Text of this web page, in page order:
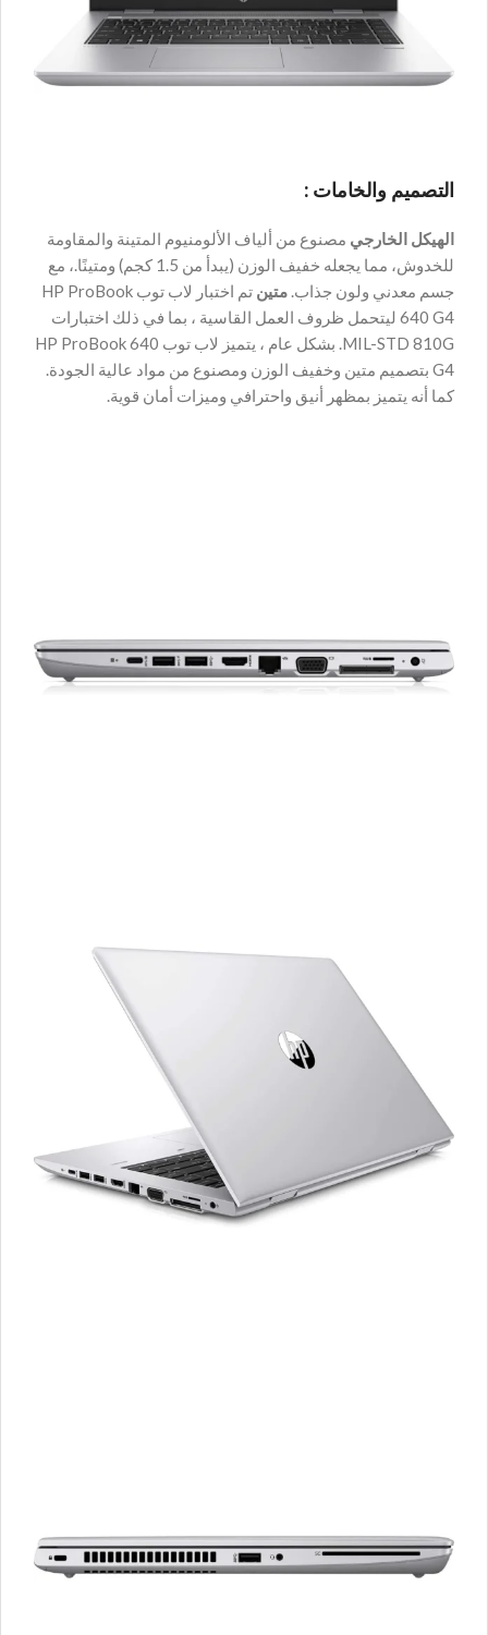
التصميم والخامات :
الهيكل الخارجي مصنوع من ألياف الألومنيوم المتينة والمقاومة
للخدوش، مما يجعله خفيف الوزن (يبدأ من 1.5 كجم) ومتينًا.، مع
جسم معدني ولون جذاب. متين
تم اختبار لاب توب HP ProBook
640 G4 ليتحمل ظروف العمل القاسية ، بما في ذلك اختبارات
MIL-STD 810G. بشكل عام ، يتميز لاب توب HP ProBook 640
G4 بتصميم متين وخفيف الوزن ومصنوع من مواد عالية الجودة.
كما أنه يتميز بمظهر أنيق واحترافي وميزات أمان قوية.